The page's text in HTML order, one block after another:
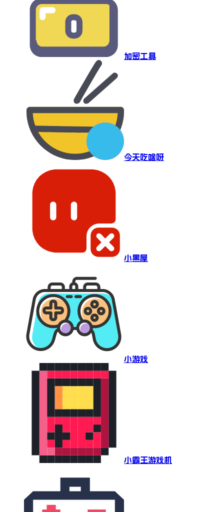
加密工具
今天吃啥呀
小黑屋
小游戏
小霸王游戏机